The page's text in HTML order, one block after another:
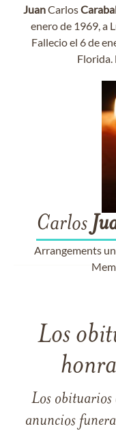
JuanCarlos
enero de 1969, a
Fallecio el 6 de
Florida.
Carlos
Arrangements
Los
Los obituarios
anuncios